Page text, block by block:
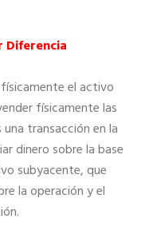
Diferencia
el activo
físicamente las
una transacción en la
dinero sobre la base
subyacente, que
la operación y el